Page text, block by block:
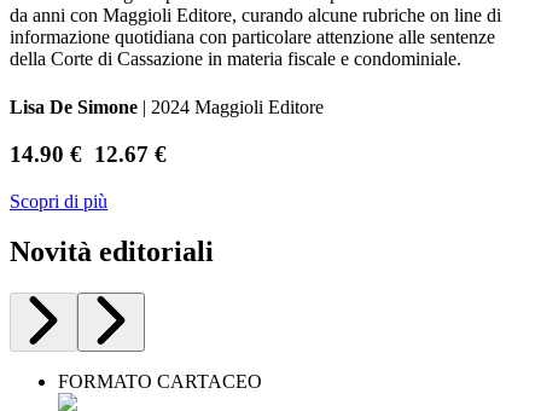
da anni con Maggioli Editore, curando alcune rubriche on line di
informazione quotidiana con particolare attenzione alle sentenze
della Corte di Cassazione in materia fiscale e condominiale.
Lisa De Simone | 2024 Maggioli Editore
14.90 € 12.67 €
Scopri di più
Novità editoriali
FORMATO CARTACEO